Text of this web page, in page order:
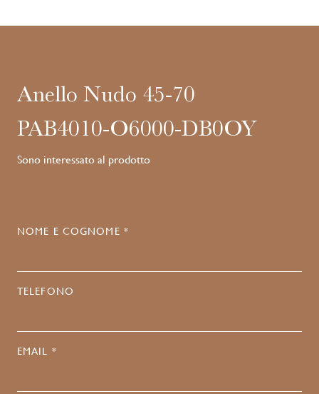
Anello Nudo 45-70
PAB4010-O6000-DB0OY
Sono interessato al prodotto
NOME E COGNOME *
TELEFONO
EMAIL *